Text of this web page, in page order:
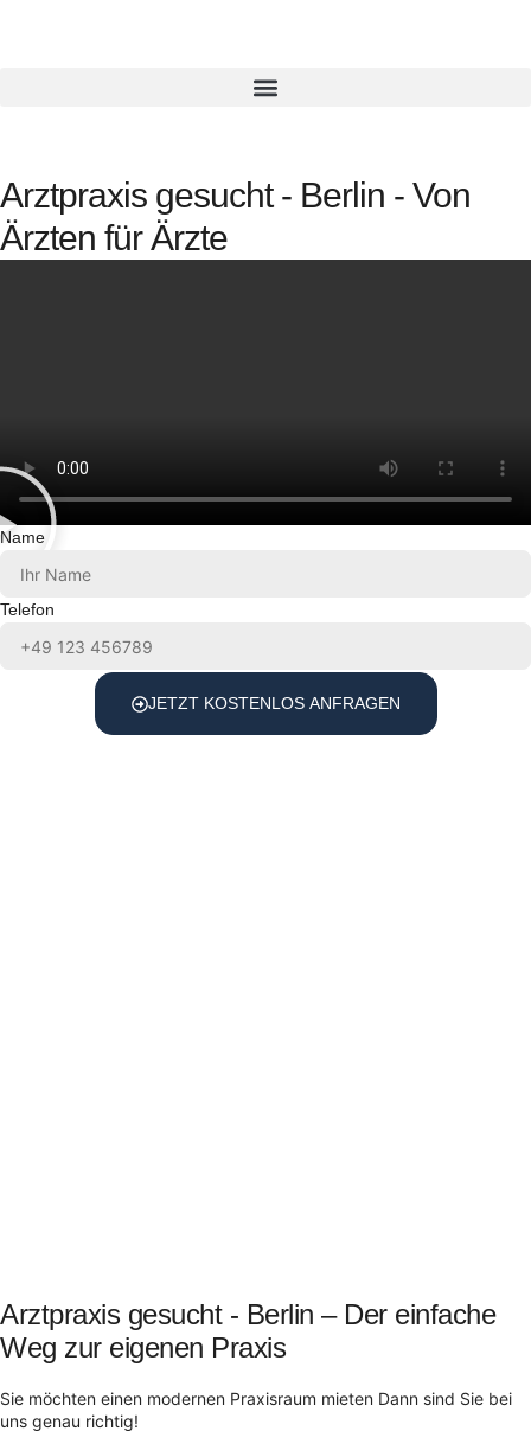
Arztpraxis gesucht - Berlin - Von
Ärzten für Ärzte
Name
Telefon
JETZT KOSTENLOS ANFRAGEN
Arztpraxis gesucht - Berlin – Der einfache
Weg zur eigenen Praxis
Sie möchten einen modernen Praxisraum mieten Dann sind Sie bei
uns genau richtig!